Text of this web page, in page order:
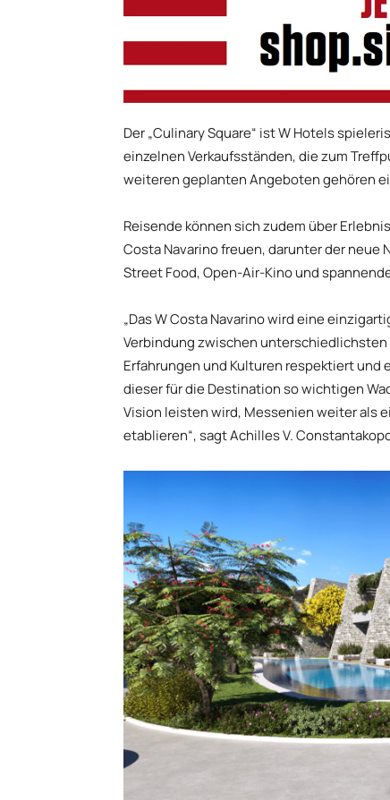
Der „Culinary Square“ ist W Hotels
einzelnen Verkaufsständen, die zum
weiteren geplanten Angeboten gehören
Reisende können sich zudem über
Costa Navarino freuen, darunter der neue
Street Food, Open-Air-Kino und
„Das W Costa Navarino wird eine
Verbindung zwischen
Erfahrungen und Kulturen respektiert und
dieser für die Destination so wichtigen
Vision leisten wird, Messenien weiter als
etablieren“, sagt Achilles V.